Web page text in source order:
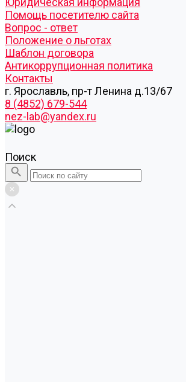
Помощь посетителю сайта
Вопрос - ответ
Положение о льготах
Шаблон договора
Антикоррупционная политика
Контакты
г. Ярославль, пр-т Ленина д.13/67
8 (4852) 679-544
nez-lab@yandex.ru
Поиск